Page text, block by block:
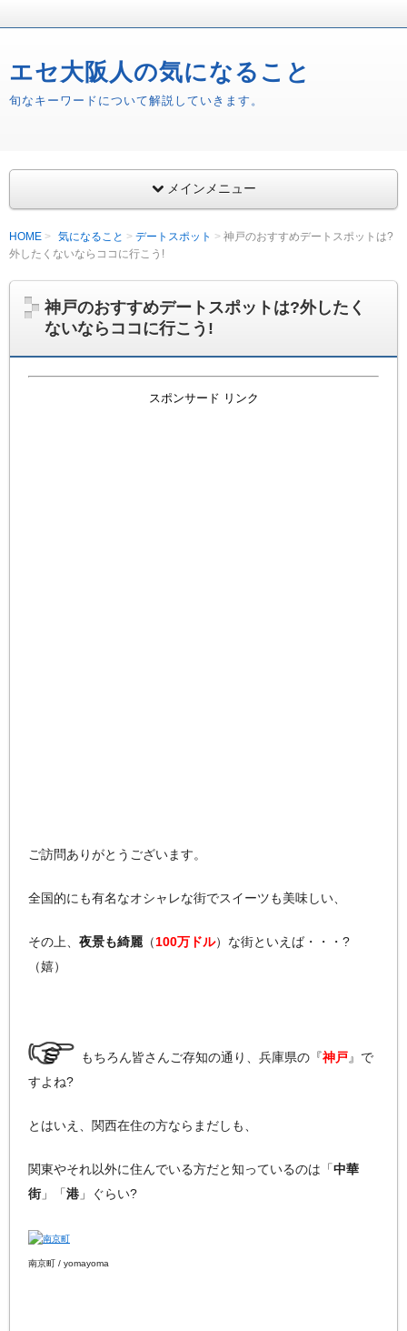
エセ大阪人の気になること
旬なキーワードについて解説していきます。
メインメニュー
HOME 気になること デートスポット
神戸のおすすめデートスポットは?
外したくないならココに行こう!
神戸のおすすめデートスポットは?外したく
ないならココに行こう!
スポンサード リンク
ご訪問ありがとうございます。
全国的にも有名なオシャレな街でスイーツも美味しい、
その上、 夜景も綺麗 （100万ドル）な街といえば・・・?
（嬉）
もちろん皆さんご存知の通り、兵庫県の『神戸』で
すよね?
とはいえ、関西在住の方ならまだしも、
関東やそれ以外に住んでいる方だと知っているのは「中華
街」「港 」ぐらい?
南京町 / yomayoma